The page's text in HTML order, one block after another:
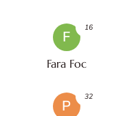
F
Fara Foc
16
P
32